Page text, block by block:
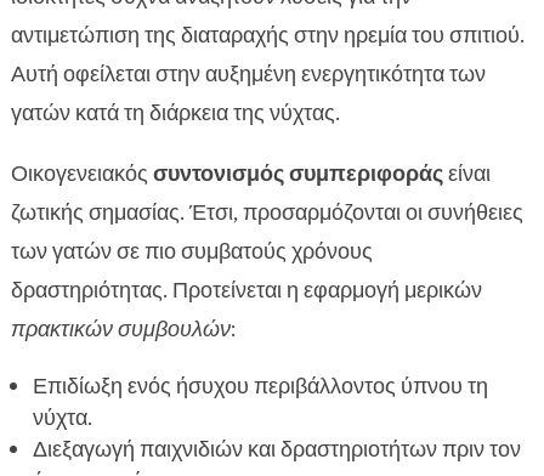
αντιμετώπιση της διαταραχής στην ηρεμία του σπιτιού.
Αυτή οφείλεται στην αυξημένη ενεργητικότητα των
γατών κατά τη διάρκεια της νύχτας.
Οικογενειακός συντονισμός συμπεριφοράςείναι
ζωτικής σημασίας. Έτσι, προσαρμόζονται οι συνήθειες
των γατών σε πιο συμβατούς χρόνους
δραστηριότητας. Προτείνεται η εφαρμογή μερικών
πρακτικών συμβουλών:
Επιδίωξη ενός ήσυχου περιβάλλοντος ύπνου τη
νύχτα.
Διεξαγωγή παιχνιδιών και δραστηριοτήτων πριν τον